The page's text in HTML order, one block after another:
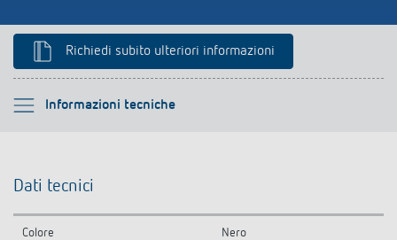
Richiedi subito ulteriori informazioni
Informazioni tecniche
Si prega di selezionare
Dati tecnici
Colore Nero